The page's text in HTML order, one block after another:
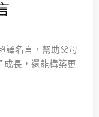
譯名言，幫助父母
成長，還能構築更